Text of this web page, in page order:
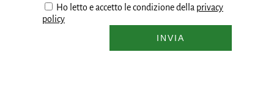
Ho letto e accetto le condizione della privacy
policy
INVIA